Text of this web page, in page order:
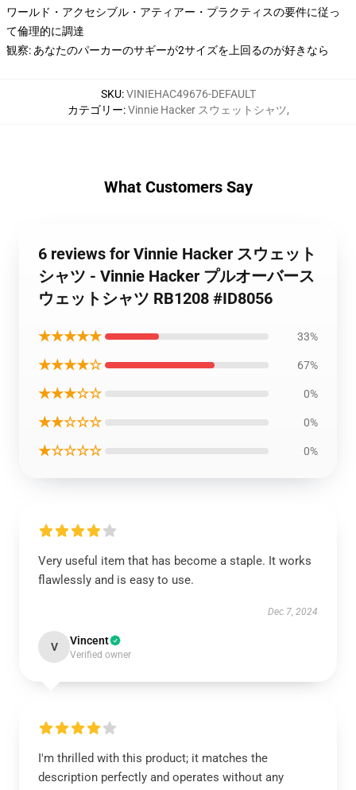
ワールド・アクセシブル・アティアー・プラクティスの要件に従っ
て倫理的に調達
観察: あなたのパーカーのサギーが2サイズを上回るのが好きなら
SKU:VINIEHAC49676-DEFAULT
カテゴリー:Vinnie Hacker スウェットシャツ,
What Customers Say
6 reviews for Vinnie Hacker スウェット
シャツ - Vinnie Hacker プルオーバース
ウェットシャツ RB1208 #ID8056
★★★★★ 33%
★★★★☆ 67%
★★★☆☆ 0%
★★☆☆☆ 0%
★☆☆☆☆ 0%
Very useful item that has become a staple. It works
flawlessly and is easy to use.
Dec 7, 2024
V Vincent
Verified owner
I'm thrilled with this product; it matches the
description perfectly and operates without any